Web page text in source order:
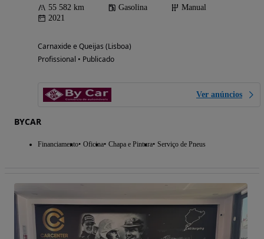
55 582 km Gasolina
Manual
2021
Carnaxide e Queijas (Lisboa)
Profissional • Publicado
Ver anúncios
BYCAR
Financiamento Oficina Chapa e Pintura Serviço de Pneus